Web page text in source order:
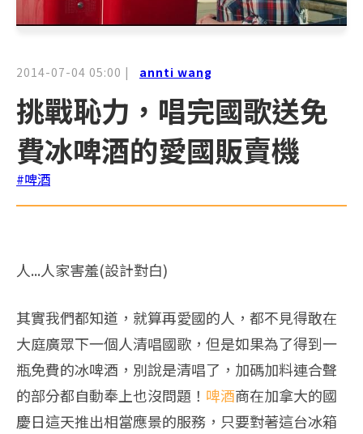
2014-07-04 05:00 | annti wang
挑戰恥力，唱完國歌送免
費冰啤酒的愛國販賣機
#啤酒
人...人家害羞(設計對白)
其實我們都知道，就算再愛國的人，都不見得敢在
大庭廣眾下一個人清唱國歌，但是如果為了得到一
瓶免費的冰啤酒，別說是清唱了，加碼加料連合聲
的部分都自動奉上也沒問題！ 啤酒商在加拿大的國
慶日這天推出相當應景的服務，只要對著這台冰箱